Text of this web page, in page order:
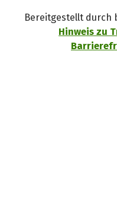
Bereitgestellt durch
Hinweis zu